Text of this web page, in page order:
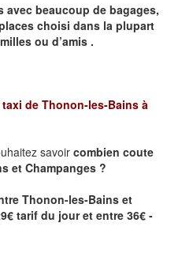
avec beaucoup de bagages,
choisi dans la plupart
ou d’amis .
de Thonon-les-Bains à
savoir combien coute
et Champanges ?
Thonon-les-Bains et
tarif du jour et entre 36€ -